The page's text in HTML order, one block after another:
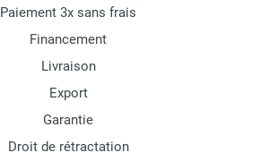
Paiement 3x sans frais
Financement
Livraison
Export
Garantie
Droit de rétractation